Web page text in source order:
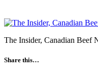
The Insider, Canadian Beef
Share this…